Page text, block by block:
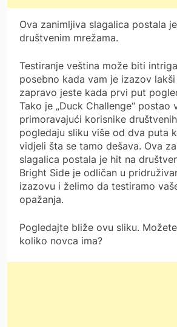
Ova zanimljiva slagalica postala
društvenim mrežama.
Testiranje veština može biti
posebno kada vam je izazov
zapravo jeste kada prvi put
Tako je „Duck Challenge“ postao
primoravajući korisnike
pogledaju sliku više od dva puta
vidjeli šta se tamo dešava. Ova
slagalica postala je hit na
Bright Side je odličan u
izazovu i želimo da testiramo
opažanja.
Pogledajte bliže ovu sliku.
koliko novca ima?